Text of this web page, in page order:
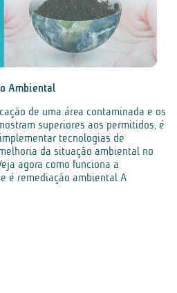
Ambiental
de uma área contaminada e os
superiores aos permitidos, é
tecnologias de
da situação ambiental no
agora como funciona a
é remediação ambiental A